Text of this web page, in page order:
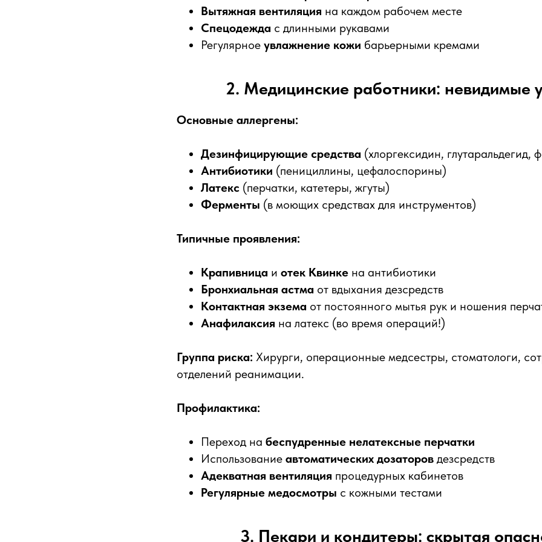
Вытяжная вентиляция на каждом рабочем месте
Спецодежда с длинными рукавами
Регулярное увлажнение кожи барьерными кремами
2. Медицинские работники: невидимые
Основные аллергены:
Дезинфицирующие средства (хлоргексидин, глутаральдегид,
Антибиотики (пенициллины, цефалоспорины)
Латекс (перчатки, катетеры, жгуты)
Ферменты (в моющих средствах для инструментов)
Типичные проявления:
Крапивница и отек Квинке на антибиотики
Бронхиальная астма от вдыхания дезсредств
Контактная экзема от постоянного мытья рук и ношения
Анафилаксия на латекс (во время операций!)
Группа риска: Хирурги, операционные медсестры, стоматологи,
отделений реанимации.
Профилактика:
Переход на беспудренные нелатексные перчатки
Использование автоматических дозаторов дезсредств
Адекватная вентиляция процедурных кабинетов
Регулярные медосмотры с кожными тестами
3. Пекари и кондитеры: скрытая